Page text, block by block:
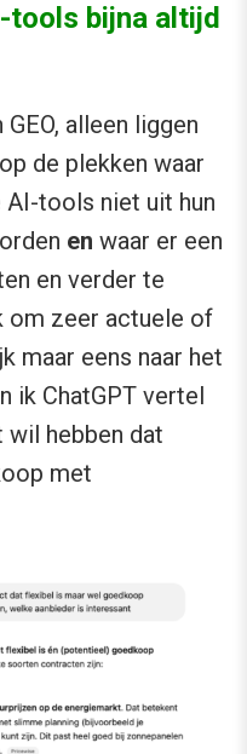
tools bijna altijd
alleen liggen
de plekken waar
AI-tools niet uit hun
en waar er een
en verder te
om zeer actuele of
maar eens naar het
ik ChatGPT vertel
hebben dat
met